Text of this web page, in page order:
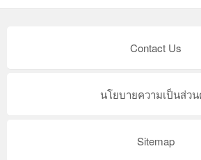
Contact Us
นโยบายความเป็นส่ว
Sitemap